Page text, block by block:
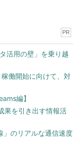
スの導入は完了して
用できるようになっ
接続要求を受け付け
必要があるが、それ
PR
活用の壁」を乗り越
働開始に向けて、対
編】
果を引き出す情報活
」のリアルな通信速度